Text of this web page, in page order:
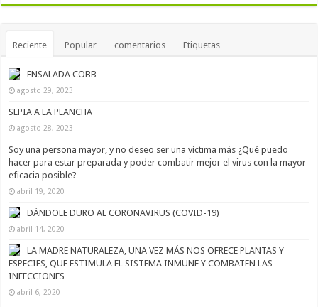
Reciente Popular comentarios Etiquetas
ENSALADA COBB
agosto 29, 2023
SEPIA A LA PLANCHA
agosto 28, 2023
Soy una persona mayor, y no deseo ser una víctima más ¿Qué puedo
hacer para estar preparada y poder combatir mejor el virus con la mayor
eficacia posible?
abril 19, 2020
DÁNDOLE DURO AL CORONAVIRUS (COVID-19)
abril 14, 2020
LA MADRE NATURALEZA, UNA VEZ MÁS NOS OFRECE PLANTAS Y
ESPECIES, QUE ESTIMULA EL SISTEMA INMUNE Y COMBATEN LAS
INFECCIONES
abril 6, 2020